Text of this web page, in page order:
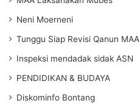
Neni Moerneni
Tunggu Siap Revisi Qanun MAA
Inspeksi mendadak sidak ASN
PENDIDIKAN & BUDAYA
Diskominfo Bontang